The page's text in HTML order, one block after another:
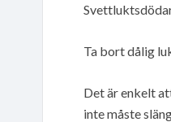
Ta bort dålig
Det är enkelt
inte måste